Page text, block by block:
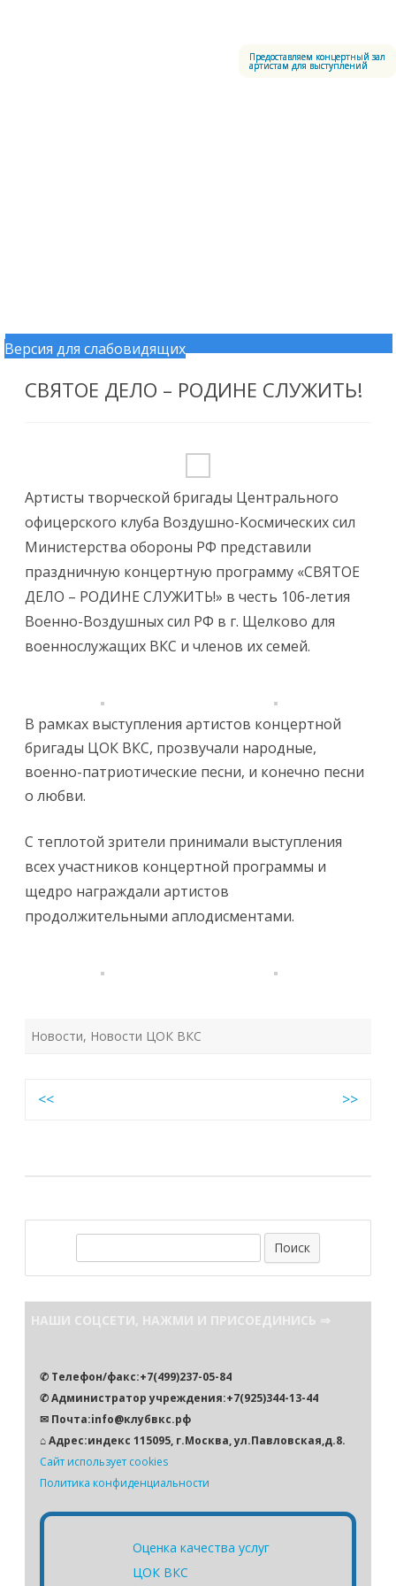
Версия для слабовидящих
Предоставляем концертный зал
артистам для выступлений
Перейти к содержимому
СВЯТОЕ ДЕЛО – РОДИНЕ СЛУЖИТЬ!
Артисты творческой бригады Центрального
офицерского клуба Воздушно-Космических сил
Министерства обороны РФ представили
праздничную концертную программу «СВЯТОЕ
ДЕЛО – РОДИНЕ СЛУЖИТЬ!» в честь 106-летия
Военно-Воздушных сил РФ в г. Щелково для
военнослужащих ВКС и членов их семей.
В рамках выступления артистов концертной
бригады ЦОК ВКС, прозвучали народные,
военно-патриотические песни, и конечно песни
о любви.
С теплотой зрители принимали выступления
всех участников концертной программы и
щедро награждали артистов
продолжительными аплодисментами.
Новости, Новости ЦОК ВКС
Навигация
<< >>
НАШИ СОЦСЕТИ, НАЖМИ И ПРИСОЕДИНИСЬ ⇒
✆ Телефон/факс:+7(499)237-05-84
✆ Администратор учреждения:+7(925)344-13-44
✉ Почта:info@клубвкс.рф
⌂ Адрес:индекс 115095, г.Москва, ул.Павловская,д.8.
Сайт использует cookies
Политика конфиденциальности
Оценка качества услуг
ЦОК ВКС